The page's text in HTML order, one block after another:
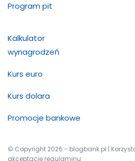
Program pit
Kalkulator
wynagrodzeń
Kurs euro
Kurs dolara
Promocje bankowe
© Copyright 2026 - blogbank.pl |
akceptację regulaminu